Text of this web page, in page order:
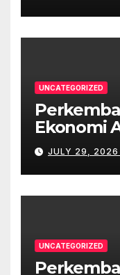
UNCATEGORIZED
Ekonomi
JULY 29, 2026
UNCATEGORIZED